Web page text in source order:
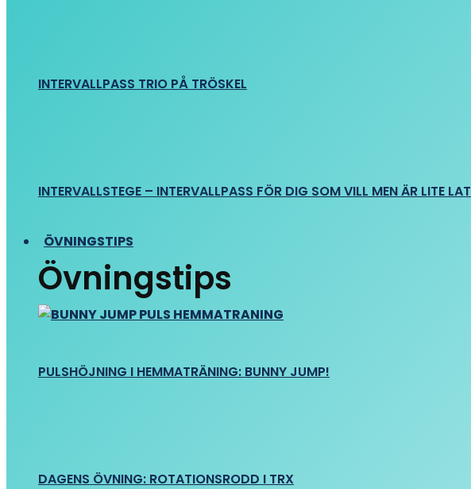
INTERVALLPASS TRIO PÅ TRÖSKEL
INTERVALLSTEGE – INTERVALLPASS FÖR DIG SOM VILL MEN ÄR LITE LAT
ÖVNINGSTIPS
Övningstips
PULSHÖJNING I HEMMATRÄNING: BUNNY JUMP!
DAGENS ÖVNING: ROTATIONSRODD I TRX